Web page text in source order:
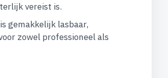
vereist is.
gemakkelijk lasbaar,
zowel professioneel als